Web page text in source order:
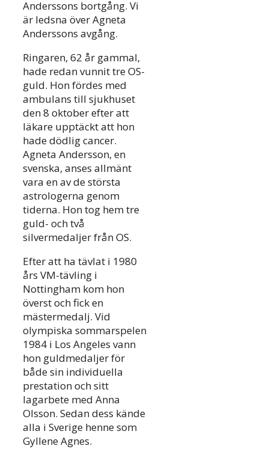
Anderssons bortgång. Vi
är ledsna över Agneta
Anderssons avgång.
Ringaren, 62 år gammal,
hade redan vunnit tre OS-
guld. Hon fördes med
ambulans till sjukhuset
den 8 oktober efter att
läkare upptäckt att hon
hade dödlig cancer.
Agneta Andersson, en
svenska, anses allmänt
vara en av de största
astrologerna genom
tiderna. Hon tog hem tre
guld- och två
silvermedaljer från OS.
Efter att ha tävlat i 1980
års VM-tävling i
Nottingham kom hon
överst och fick en
mästermedalj. Vid
olympiska sommarspelen
1984 i Los Angeles vann
hon guldmedaljer för
både sin individuella
prestation och sitt
lagarbete med Anna
Olsson. Sedan dess kände
alla i Sverige henne som
Gyllene Agnes.